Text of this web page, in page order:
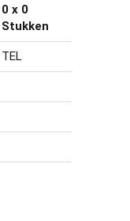
0 x 0
Stukken
TEL